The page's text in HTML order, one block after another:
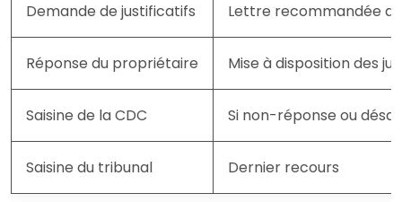
Demande de justificatifs Lettre recommandée
Réponse du propriétaire Mise à disposition des
Saisine de la CDC Si non-réponse ou
Saisine du tribunal Dernier recours